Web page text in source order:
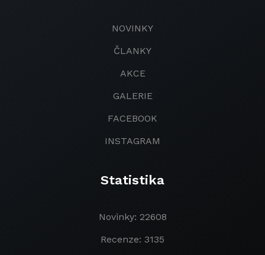
NOVINKY
ČLANKY
AKCE
GALERIE
FACEBOOK
INSTAGRAM
Statistika
Novinky: 22608
Recenze: 3135